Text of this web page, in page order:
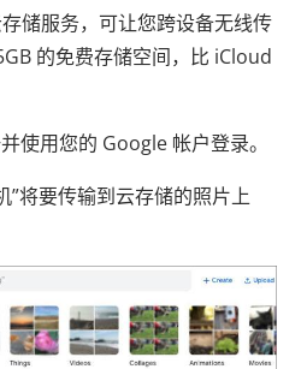
储服务，可让您跨设备无线传
的免费存储空间，比 iCloud
使用您的 Google 帐户登录。
”将要传输到云存储的照片上